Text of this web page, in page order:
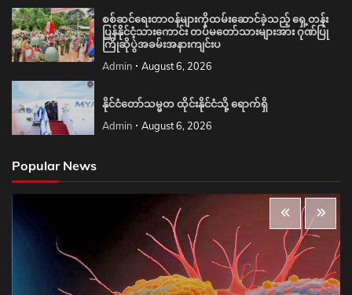
စစ်ဆင်ရေးတာဝန်များကိုထမ်းဆောင်ခဲ့သည့် ရှေ့တန်း
ပြန်နိုင်ငံ့သားကောင်း တပ်မတော်သားများအား ဂုဏ်ပြု
ကြိုဆိုပွဲအခမ်းအနားကျင်းပ
Admin August 6, 2026
နိုင်ငံတော်သမ္မတ ထိုင်းနိုင်ငံသို့ ရောက်ရှိ
Admin August 6, 2026
Popular News